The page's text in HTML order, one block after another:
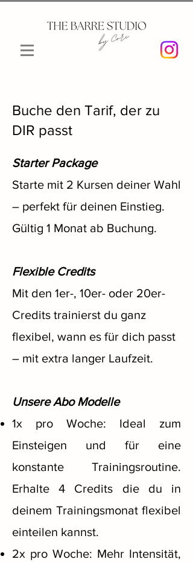
Buche den Tarif, der zu
DIR passt
Starter Package
Starte mit 2 Kursen deiner Wahl
– perfekt für deinen Einstieg.
Gültig 1 Monat ab Buchung.
Flexible Credits
Mit den 1er-, 10er- oder 20er-
Credits trainierst du ganz
flexibel, wann es für dich passt
– mit extra langer Laufzeit.
Unsere Abo Modelle
1x pro Woche: Ideal zum
Einsteigen und für eine
konstante Trainingsroutine.
Erhalte 4 Credits die du in
deinem Trainingsmonat flexibel
einteilen kannst.
2x pro Woche: Mehr Intensität,